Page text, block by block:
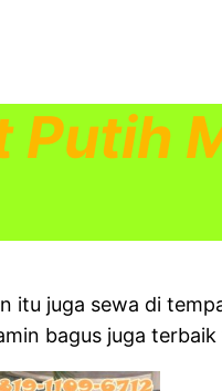
Putih
itu juga sewa di
bagus juga terbaik